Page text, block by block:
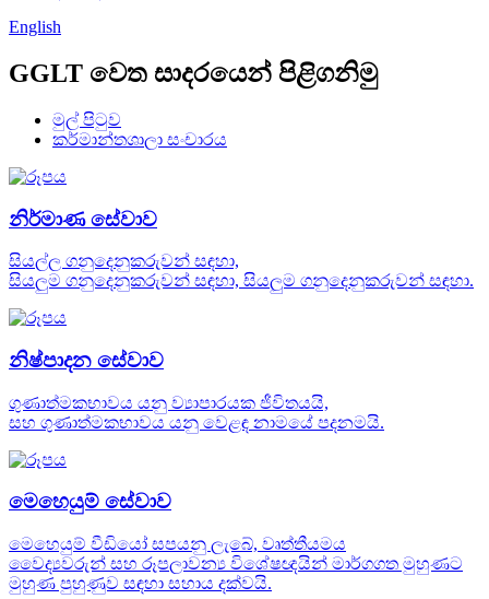
English
GGLT වෙත සාදරයෙන් පිළිගනිමු
මුල් පිටුව
කර්මාන්තශාලා සංචාරය
නිර්මාණ සේවාව
සියල්ල ගනුදෙනුකරුවන් සඳහා,
සියලුම ගනුදෙනුකරුවන් සඳහා, සියලුම ගනුදෙනුකරුවන් සඳහා.
නිෂ්පාදන සේවාව
ගුණාත්මකභාවය යනු ව්‍යාපාරයක ජීවිතයයි,
සහ ගුණාත්මකභාවය යනු වෙළඳ නාමයේ පදනමයි.
මෙහෙයුම් සේවාව
මෙහෙයුම් වීඩියෝ සපයනු ලැබේ, වෘත්තීයමය
වෛද්‍යවරුන් සහ රූපලාවන්‍ය විශේෂඥයින් මාර්ගගත මුහුණට
මුහුණ පුහුණුව සඳහා සහාය දක්වයි.